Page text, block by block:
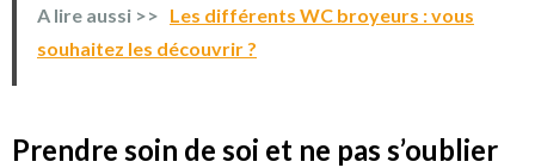
A lire aussi >> Les différents WC broyeurs : vous
souhaitez les découvrir ?
Prendre soin de soi et ne pas s’oublier